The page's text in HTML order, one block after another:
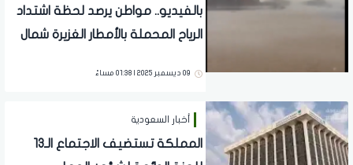
بالفيديو.. مواطن يرصد لحظة اشتداد
الرياح المحملة بالأمطار الغزيرة شمال
09 ديسمبر 2025 | 01:38 مساءً
أخبار السعودية
المملكة تستضيف الاجتماع الـ13